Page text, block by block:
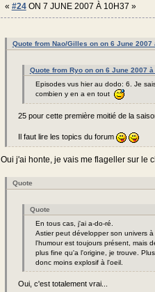
« #24ON 7 JUNE 2007 À 10H37 »
Quote from Nao/Gilles on on 6 June 2007
Quote from Ryo on on 6 June 2007 à
Episodes vus hier au dodo: 6. Je
combien y en a en tout
25 pour cette première moitié de la
Il faut lire les topics du forum
Oui j'ai honte, je vais me flageller sur le
Quote
Quote
En tous cas, j'ai a-do-ré.
Astier peut développer son univers à
l'humour est toujours présent, mais
plus fine qu'a l'origine, je trouve.
donc moins explosif à l'oeil.
Oui, c'est totalement vrai...